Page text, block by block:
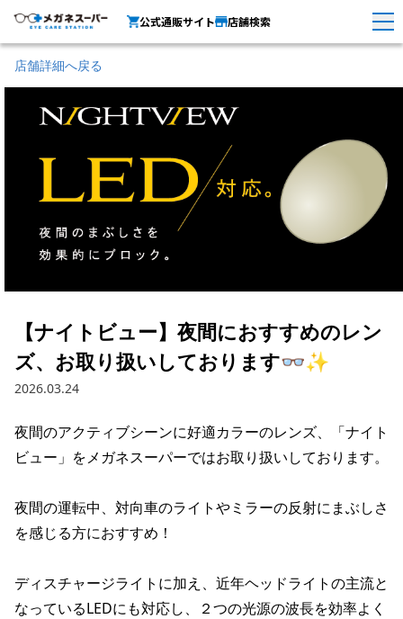
公式通販サイト 店舗検索
店舗詳細へ戻る
【ナイトビュー】夜間におすすめのレン
ズ、お取り扱いしております👓✨
2026.03.24
夜間のアクティブシーンに好適カラーのレンズ、「ナイト
ビュー」をメガネスーパーではお取り扱いしております。
夜間の運転中、対向車のライトやミラーの反射にまぶしさ
を感じる方におすすめ！
ディスチャージライトに加え、近年ヘッドライトの主流と
なっているLEDにも対応し、２つの光源の波長を効率よく